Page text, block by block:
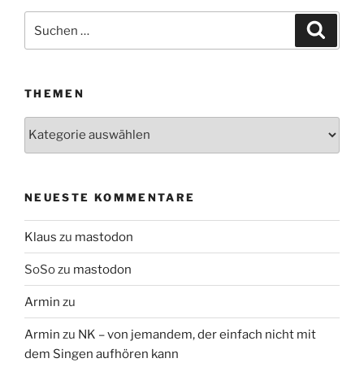
nach:
THEMEN
Themen
NEUESTE KOMMENTARE
Klaus zu mastodon
SoSozu mastodon
Armin zu
Armin zu NK – von jemandem, der einfach nicht mit
dem Singen aufhören kann